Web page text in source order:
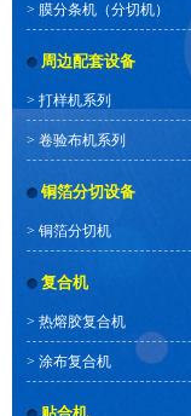
> 膜分条机（分切机）
周边配套设备
> 打样机系列
> 卷验布机系列
铜箔分切设备
> 铜箔分切机
复合机
> 热熔胶复合机
> 涂布复合机